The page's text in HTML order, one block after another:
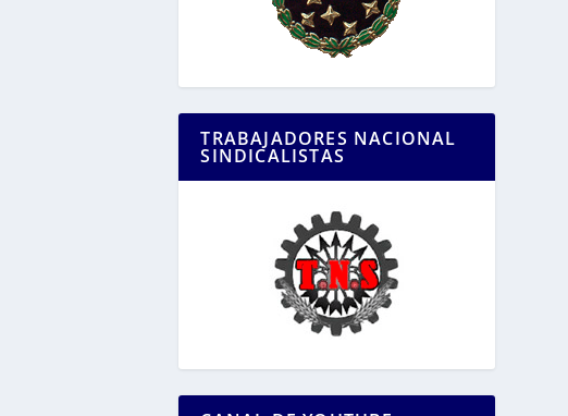
TRABAJADORES NACIONAL
SINDICALISTAS